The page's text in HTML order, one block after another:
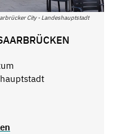
City - Landeshauptstadt